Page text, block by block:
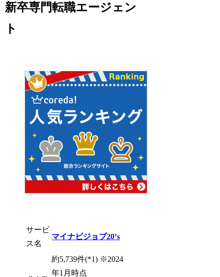
新卒専門転職エージェン
ト
サービ
ス名
マイナビジョブ20’s
約5,739件(*1) ※2024
年1月時点